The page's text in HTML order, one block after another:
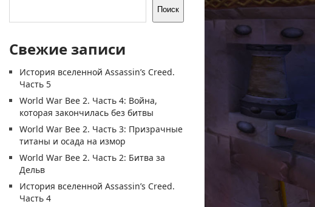
Поиск
Свежие записи
История вселенной Assassin’s Creed.
Часть 5
World War Bee 2. Часть 4: Война,
которая закончилась без битвы
World War Bee 2. Часть 3: Призрачные
титаны и осада на измор
World War Bee 2. Часть 2: Битва за
Дельв
История вселенной Assassin’s Creed.
Часть 4